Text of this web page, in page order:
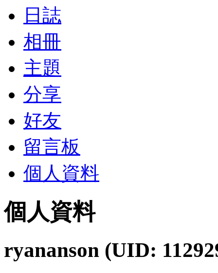
日誌
相冊
主題
分享
好友
留言板
個人資料
個人資料
ryananson (UID: